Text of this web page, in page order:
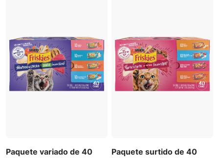
Paquete variado de 40
Paquete surtido de 40